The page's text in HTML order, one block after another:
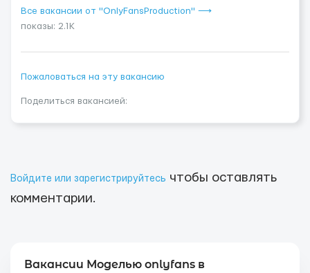
Все вакансии от "OnlyFansProduction" ⟶
показы: 2.1K
Пожаловаться на эту вакансию
Поделиться вакансией:
Войдите или зарегистрируйтесь чтобы оставлять
комментарии.
Вакансии Моделью onlyfans в